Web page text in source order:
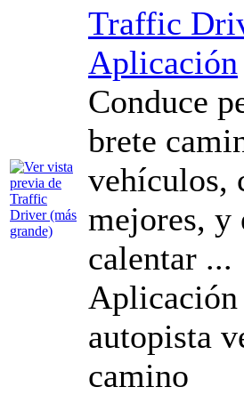
Traffic
Aplicación
Conduce
brete
vehículos,
mejores, y
calentar ...
Aplicación
autopista
camino